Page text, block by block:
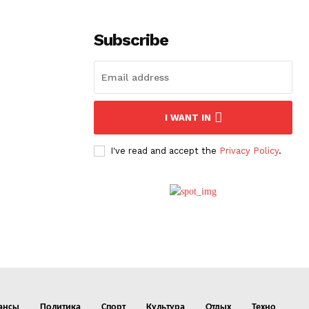
Subscribe
I WANT IN
I've read and accept the Privacy Policy.